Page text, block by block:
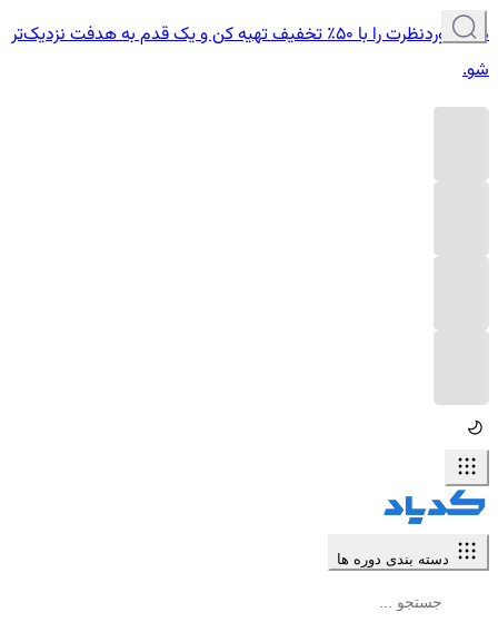
دوره موردنظرت را با ۵۰٪ تخفیف تهیه کن و یک قدم به هدفت نزدیک‌تر
شو.
دسته بندی دوره ها